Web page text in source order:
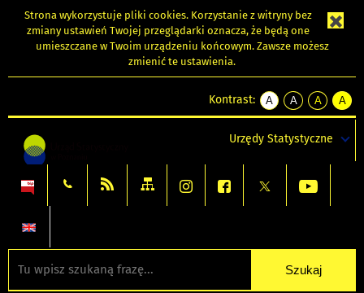
Strona wykorzystuje pliki cookies. Korzystanie z witryny bez
zmiany ustawień Twojej przeglądarki oznacza, że będą one
umieszczane w Twoim urządzeniu końcowym. Zawsze możesz
zmienić te ustawienia.
Kontrast:
A
kontrast
A
kontrast
tekst
czarnym
A
kontrast
tekst
czarnym
A
tekst
żółtym
Urzędy Statystyczne